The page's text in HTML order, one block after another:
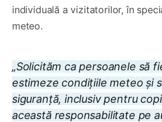
individuală a vizitatorilor, în
meteo.
„Solicităm ca persoanele să
estimeze condițiile meteo și
siguranță, inclusiv pentru
această responsabilitate pe